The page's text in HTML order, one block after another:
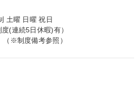
土曜 日曜 祝日
(連続5日休暇)有）
※制度備考参照）